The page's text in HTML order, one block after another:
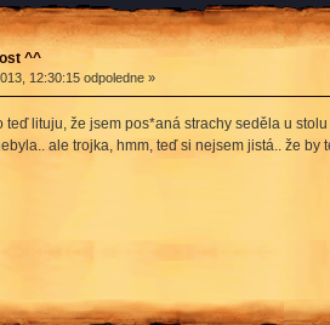
^^
12:30:15 odpoledne »
lituju, že jsem pos*aná strachy seděla u
ale trojka, hmm, teď si nejsem jistá.. že by